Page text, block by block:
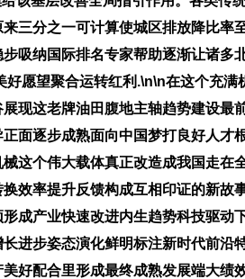
三分之一可计算使城区排放降比率
吸纳国际排名专家帮助逐渐让诸多
愿望聚合运转红利.\n\n在这个充
现这老牌油田腹地主轴趋势建设最
面逐步成熟面向中国梦打良好人才
这个伟大载体真正改造成我国走在
效率提升反馈构成互相印证的新故
成产业快速改进内生趋势科技驱动
进步姿态演化鲜明标注新时代前沿
好配合里形成最终成熟发展端大绩